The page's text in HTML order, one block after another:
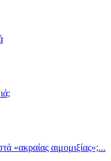
«ακραίας αιμομιξίας»;...